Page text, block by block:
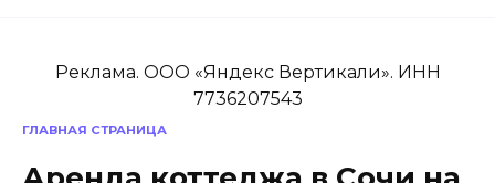
Реклама. ООО «Яндекс Вертикали». ИНН
7736207543
ГЛАВНАЯ СТРАНИЦА